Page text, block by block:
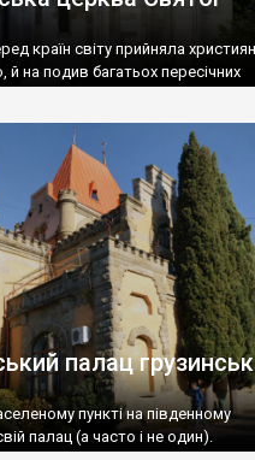
країн світу прийняла
й на подив багатьох пересічних
палац
пункті на південному
палац (а часто і не один).